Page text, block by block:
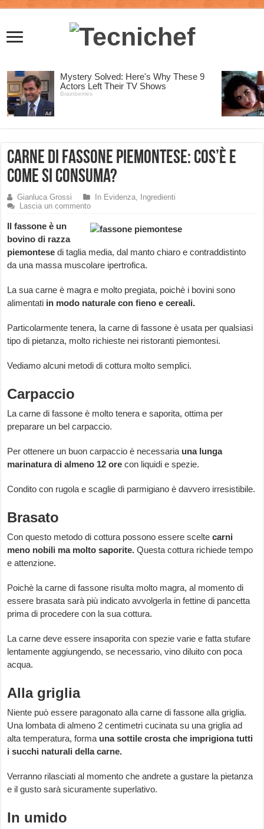
Carne di Fassone Piemontese: cos’è e
come si consuma?
Gianluca Grossi In Evidenza,
Ingredienti
Lascia un commento
Il fassone è un
bovino di razza
piemontese di taglia media, dal manto chiaro e contraddistinto
da una massa muscolare ipertrofica.
La sua carne è magra e molto pregiata, poichè i bovini sono
alimentati in modo naturale con fieno e cereali.
Particolarmente tenera, la carne di fassone è usata per qualsiasi
tipo di pietanza, molto richieste nei ristoranti piemontesi.
Vediamo alcuni metodi di cottura molto semplici.
Carpaccio
La carne di fassone è molto tenera e saporita, ottima per
preparare un bel carpaccio.
Per ottenere un buon carpaccio è necessaria una lunga
marinatura di almeno 12 ore con liquidi e spezie.
Condito con rugola e scaglie di parmigiano è davvero irresistibile.
Brasato
Con questo metodo di cottura possono essere sceltecarni
meno nobili ma molto saporite. Questa cottura richiede tempo
e attenzione.
Poichè la carne di fassone risulta molto magra, al momento di
essere brasata sarà più indicato avvolgerla in fettine di pancetta
prima di procedere con la sua cottura.
La carne deve essere insaporita con spezie varie e fatta stufare
lentamente aggiungendo, se necessario, vino diluito con poca
acqua.
Alla griglia
Niente può essere paragonato alla carne di fassone alla griglia.
Una lombata di almeno 2 centimetri cucinata su una griglia ad
alta temperatura, forma una sottile crosta che imprigiona tutti
i succhi naturali della carne.
Verranno rilasciati al momento che andrete a gustare la pietanza
e il gusto sarà sicuramente superlativo.
In umido